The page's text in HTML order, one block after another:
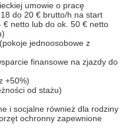
umowie o pracę
do 20 € brutto/h na start
netto lub do ok. 50 € netto
jednoosobowe z
finansowe na zjazdy do
+50%)
od stażu)
i socjalne również dla rodziny
ochronny zapewnione